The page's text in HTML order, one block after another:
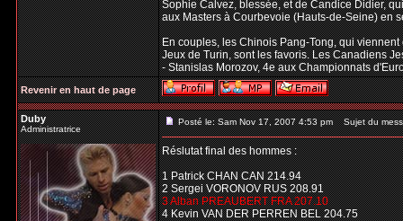
Sophie Calvez, blessée, et de Candice Didier,
aux Masters à Courbevoie (Hauts-de-Seine) en
En couples, les Chinois Pang-Tong, qui
Jeux de Turin, sont les favoris. Les Canadiens
- Stanislas Morozov, 4e aux Championnats
Revenir en haut de page
Duby
Administratrice
Posté le: Sam Nov 17, 2007 4:53 pm Sujet du
Réslutat final des hommes :
1 Patrick CHAN CAN 214.94
2 Sergei VORONOV RUS 208.91
3 Alban PREAUBERT FRA 207.10
4 Kevin VAN DER PERREN BEL 204.75